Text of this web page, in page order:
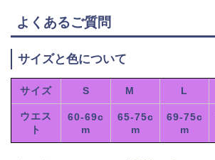
よくあるご質問
サイズと色について
サイズ S M L
ウエス
ト
60-69c
m
65-75c
m
69-75c
m